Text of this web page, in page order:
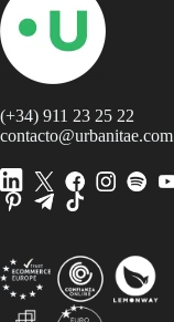
(+34) 911 23 25 22
contacto@urbanitae.com